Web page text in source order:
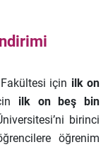
için ilk on
ilk on beş bin
birinci
öğrenim